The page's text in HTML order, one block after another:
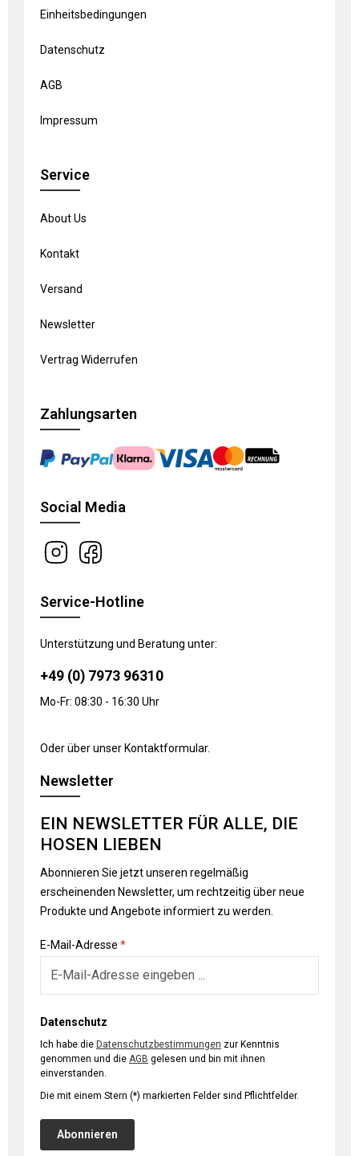
Einheitsbedingungen
Datenschutz
AGB
Impressum
Service
About Us
Kontakt
Versand
Newsletter
Vertrag Widerrufen
Zahlungsarten
Social Media
Service-Hotline
Unterstützung und Beratung unter:
+49 (0) 7973 96310
Mo-Fr: 08:30 - 16:30 Uhr
Oder über unser Kontaktformular.
Newsletter
EIN NEWSLETTER FÜR ALLE, DIE
HOSEN LIEBEN
Abonnieren Sie jetzt unseren regelmäßig
erscheinenden Newsletter, um rechtzeitig über neue
Produkte und Angebote informiert zu werden.
E-Mail-Adresse *
Datenschutz
Ich habe die Datenschutzbestimmungen
genommen und die AGB
einverstanden.
Die mit einem Stern (*) markierten Felder sind Pflichtfelder.
Abonnieren